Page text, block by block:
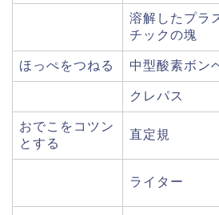
溶解したプラ
チックの塊
ほっぺをつねる 中型酸素ボン
クレパス
おでこをコツン
とする
直定規
ライター